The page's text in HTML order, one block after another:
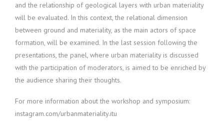
and the relationship of geological layers with urban materiality
will be evaluated. In this context, the relational dimension
between ground and materiality, as the main actors of space
formation, will be examined. In the last session following the
presentations, the panel, where urban materiality is discussed
with the participation of moderators, is aimed to be enriched by
the audience sharing their thoughts.
For more information about the workshop and symposium:
instagram.com/urbanmateriality.itu